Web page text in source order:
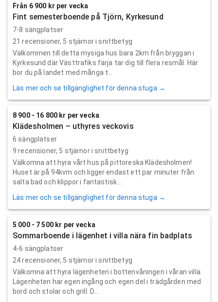
Från 6 900 kr per vecka
Fint semesterboende på Tjörn, Kyrkesund
7-8 sängplatser
21 recensioner, 5 stjärnor i snittbetyg
Välkommen till detta mysiga hus bara 2km från bryggan i
Kyrkesund där Västtrafiks färja tar dig till flera resmål. Här
bor du på landet med många t...
Läs mer och se tillgänglighet för denna stuga →
8 900 - 16 800 kr per vecka
Klädesholmen – uthyres veckovis
6 sängplatser
9 recensioner, 5 stjärnor i snittbetyg
Välkomna att hyra vårt hus på pittoreska Klädesholmen!
Huset är på 94kvm och ligger endast ett par minuter från
salta bad och klippor i fantastisk...
Läs mer och se tillgänglighet för denna stuga →
5 000 - 7 500 kr per vecka
Sommarboende i lägenhet i villa nära fin badplats
4-6 sängplatser
24recensioner, 5 stjärnor i snittbetyg
Välkomna att hyra lägenheten i bottenvåningen i våran villa.
Lägenheten har egen ingång och egen del i trädgården med
bord och stolar och grill. D...